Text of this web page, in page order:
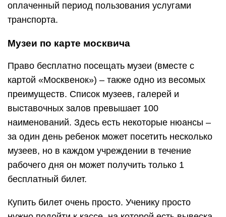
оплаченный период пользования услугами
транспорта.
Музеи по карте москвича
Право бесплатно посещать музеи (вместе с
картой «Москвенок») – также одно из весомых
преимуществ. Список музеев, галерей и
выставочных залов превышает 100
наименований. Здесь есть некоторые нюансы –
за один день ребенок может посетить несколько
музеев, но в каждом учреждении в течение
рабочего дня он может получить только 1
бесплатный билет.
Купить билет очень просто. Ученику просто